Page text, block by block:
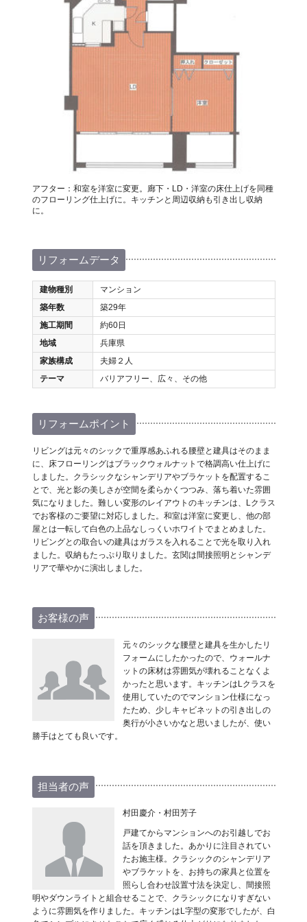
アフター：和室を洋室に変更。廊下・LD・洋室の床仕上げを同種
のフローリング仕上げに。キッチンと周辺収納も引き出し収納
に。
リフォームデータ
建物種別
マンション
築年数
築29年
施工期間
約60日
地域
兵庫県
家族構成
夫婦２人
テーマ
バリアフリー、広々、その他
リフォームポイント
リビングは元々のシックで重厚感あふれる腰壁と建具はそのまま
に、床フローリングはブラックウォルナットで格調高い仕上げに
しました。クラシックなシャンデリアやブラケットを配置するこ
とで、光と影の美しさが空間を柔らかくつつみ、落ち着いた雰囲
気になりました。難しい変形のレイアウトのキッチンは、Lクラス
でお客様のご要望に対応しました。和室は洋室に変更し、他の部
屋とは一転して白色の上品なしっくいホワイトでまとめました。
リビングとの取合いの建具はガラスを入れることで光を取り入れ
ました。収納もたっぷり取りました。玄関は間接照明とシャンデ
リアで華やかに演出しました。
お客様の声
元々のシックな腰壁と建具を生かしたリ
フォームにしたかったので、ウォールナ
ットの床材は雰囲気が壊れることなくよ
かったと思います。キッチンはLクラスを
使用していたのでマンション仕様になっ
たため、少しキャビネットの引き出しの
奥行が小さいかなと思いましたが、使い
勝手はとても良いです。
担当者の声
村田慶介・村田芳子
戸建てからマンションへのお引越しでお
話を頂きました。あかりに注目されてい
たお施主様。クラシックのシャンデリア
やブラケットを、お持ちの家具と位置を
照らし合わせ設置寸法を決定し、間接照
明やダウンライトと組合せることで、クラシックになりすぎない
ように雰囲気を作りました。キッチンはL字型の変形でしたが、白